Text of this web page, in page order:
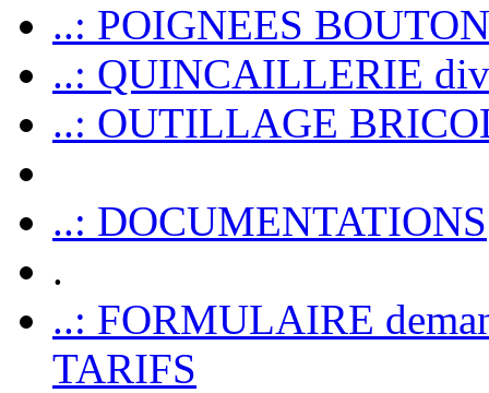
..: POIGNEES
..: QUINCAILLERIE
..: OUTILLAGE
..: DOCUMENTATIONS
.
..: FORMULAIRE
TARIFS